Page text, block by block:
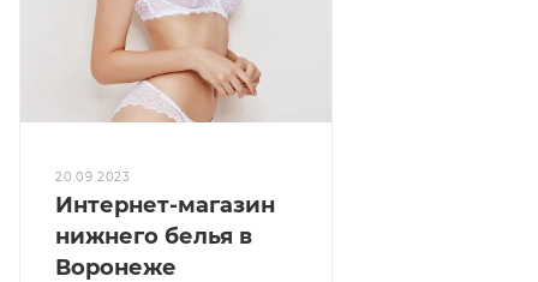
20.09.2023
Интернет-магазин
нижнего белья в
Воронеже